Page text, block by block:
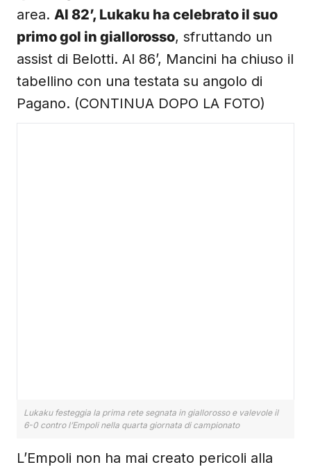
area. Al 82’, Lukaku ha celebrato il suo
primo gol in giallorosso, sfruttando un
assist di Belotti. Al 86’, Mancini ha chiuso il
tabellino con una testata su angolo di
Pagano. (CONTINUA DOPO LA FOTO)
Lukaku festeggia la prima rete segnata in giallorosso e valevole il
6-0 contro l’Empoli nella quarta giornata di campionato
L’Empoli non ha mai creato pericoli alla